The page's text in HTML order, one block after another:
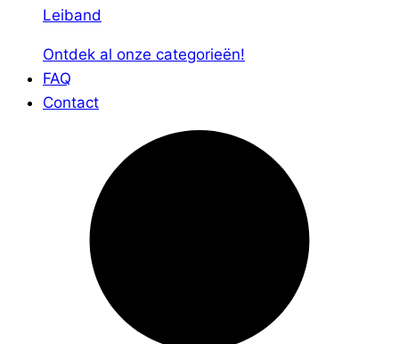
Leiband
Ontdek al onze categorieën!
FAQ
Contact